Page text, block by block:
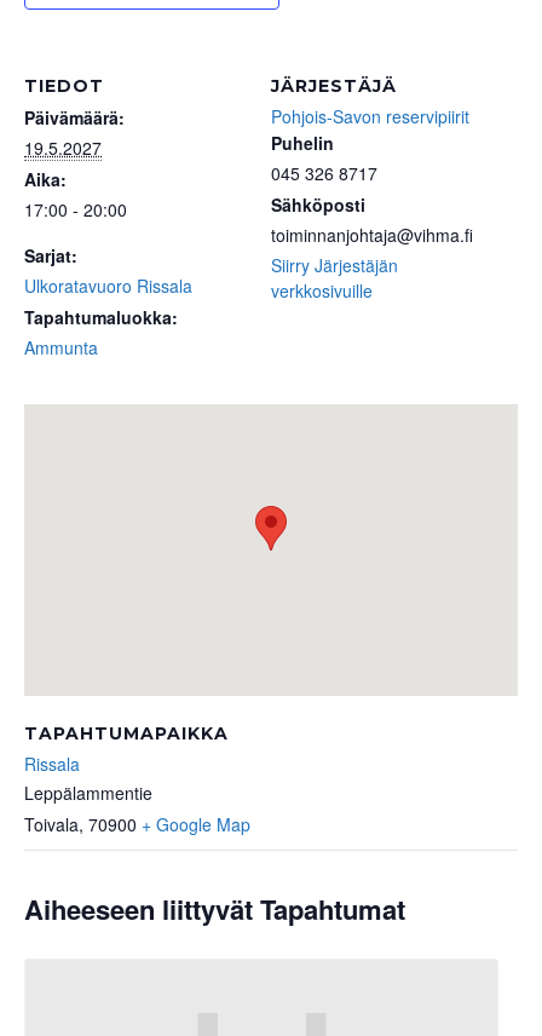
TIEDOT
Päivämäärä:
19.5.2027
Aika:
17:00 - 20:00
Sarjat:
Ulkoratavuoro Rissala
Tapahtumaluokka:
Ammunta
JÄRJESTÄJÄ
Pohjois-Savon reservipiirit
Puhelin
045 326 8717
Sähköposti
toiminnanjohtaja@vihma.fi
Siirry Järjestäjän
verkkosivuille
TAPAHTUMAPAIKKA
Rissala
Leppälammentie
Toivala, 70900 + Google Map
Aiheeseen liittyvät Tapahtumat